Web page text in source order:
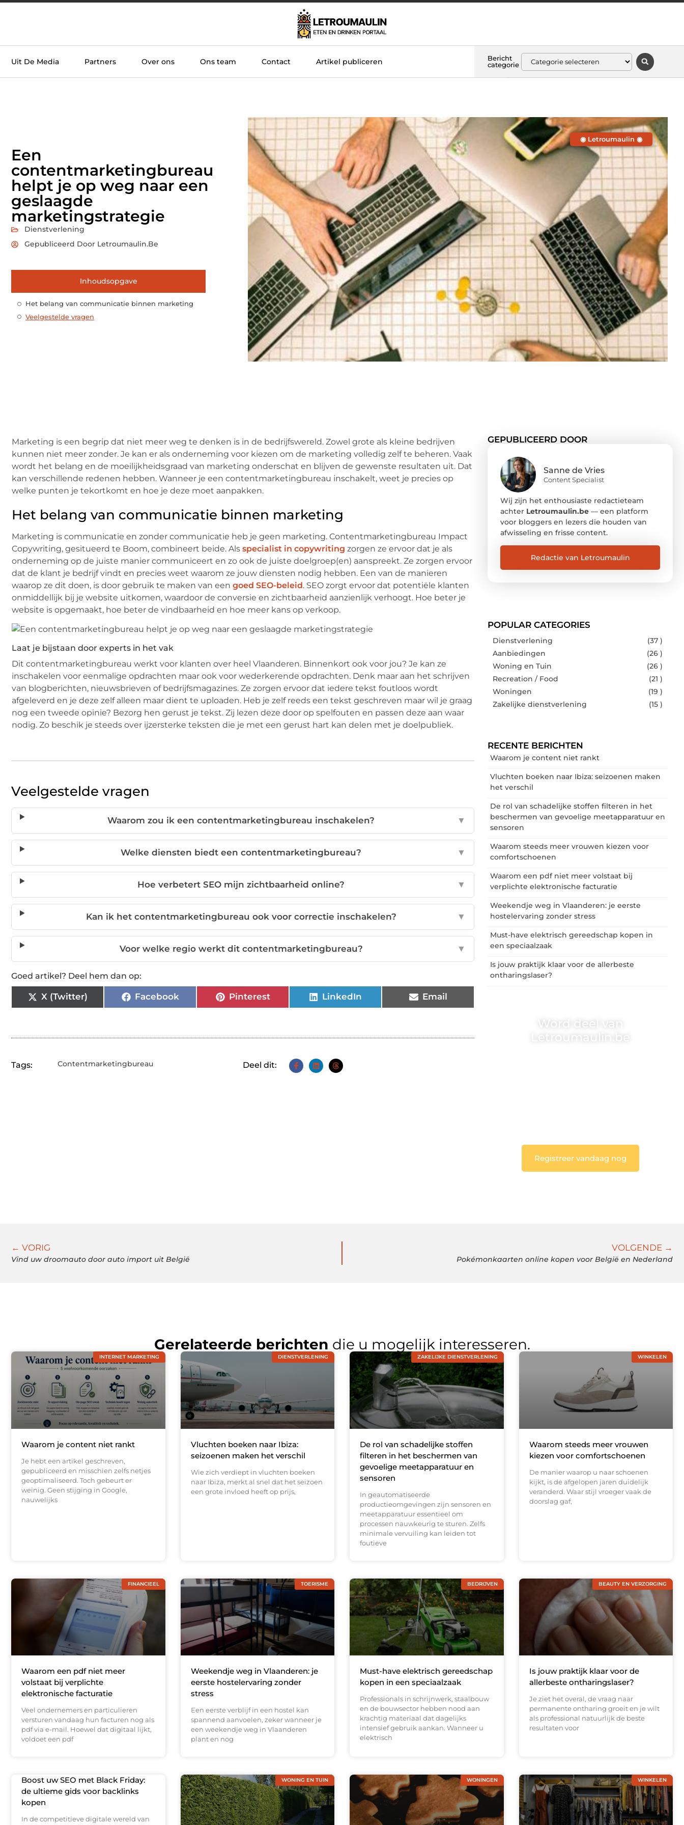
Uit De Media Partners Over ons Ons team Contact Artikel publiceren
Bericht
categorie
Een
contentmarketingbureau
helpt je op weg naar een
geslaagde
marketingstrategie
Dienstverlening
Gepubliceerd Door Letroumaulin.be
Inhoudsopgave
Het belang van communicatie binnen marketing
Veelgestelde vragen
◉ Letroumaulin ◉
Marketing is een begrip dat niet meer weg te denken is in de bedrijfswereld. Zowel grote als kleine bedrijven
kunnen niet meer zonder. Je kan er als onderneming voor kiezen om de marketing volledig zelf te beheren. Vaak
wordt het belang en de moeilijkheidsgraad van marketing onderschat en blijven de gewenste resultaten uit. Dat
kan verschillende redenen hebben. Wanneer je een contentmarketingbureau inschakelt, weet je precies op
welke punten je tekortkomt en hoe je deze moet aanpakken.
Het belang van communicatie binnen marketing
Marketing is communicatie en zonder communicatie heb je geen marketing. Contentmarketingbureau Impact
Copywriting, gesitueerd te Boom, combineert beide. Als specialist in copywriting zorgen ze ervoor dat je als
onderneming op de juiste manier communiceert en zo ook de juiste doelgroep(en) aanspreekt. Ze zorgen ervoor
dat de klant je bedrijf vindt en precies weet waarom ze jouw diensten nodig hebben. Een van de manieren
waarop ze dit doen, is door gebruik te maken van een goed SEO-beleid. SEO zorgt ervoor dat potentiële klanten
onmiddellijk bij je website uitkomen, waardoor de conversie en zichtbaarheid aanzienlijk verhoogt. Hoe beter je
website is opgemaakt, hoe beter de vindbaarheid en hoe meer kans op verkoop.
Laat je bijstaan door experts in het vak
Dit contentmarketingbureau werkt voor klanten over heel Vlaanderen. Binnenkort ook voor jou? Je kan ze
inschakelen voor eenmalige opdrachten maar ook voor wederkerende opdrachten. Denk maar aan het schrijven
van blogberichten, nieuwsbrieven of bedrijfsmagazines. Ze zorgen ervoor dat iedere tekst foutloos wordt
afgeleverd en je deze zelf alleen maar dient te uploaden. Heb je zelf reeds een tekst geschreven maar wil je graag
nog een tweede opinie? Bezorg hen gerust je tekst. Zij lezen deze door op spelfouten en passen deze aan waar
nodig. Zo beschik je steeds over ijzersterke teksten die je met een gerust hart kan delen met je doelpubliek.
Veelgestelde vragen
Waarom zou ik een contentmarketingbureau inschakelen? ▼
Welke diensten biedt een contentmarketingbureau? ▼
Hoe verbetert SEO mijn zichtbaarheid online? ▼
Kan ik het contentmarketingbureau ook voor correctie inschakelen? ▼
Voor welke regio werkt dit contentmarketingbureau? ▼
Goed artikel? Deel hem dan op:
X (Twitter) Facebook Pinterest LinkedIn Email
Tags: Contentmarketingbureau Deel dit:
GEPUBLICEERD DOOR
Sanne de Vries
Content Specialist
Wij zijn het enthousiaste redactieteam
achter Letroumaulin.be — een platform
voor bloggers en lezers die houden van
afwisseling en frisse content.
Redactie van Letroumaulin
POPULAR CATEGORIES
Dienstverlening
(37 )
Aanbiedingen
(26 )
Woning en Tuin
(26 )
Recreation / Food
(21 )
Woningen
(19 )
Zakelijke dienstverlening
(15 )
RECENTE BERICHTEN
Waarom je content niet rankt
Vluchten boeken naar Ibiza: seizoenen maken
het verschil
De rol van schadelijke stoffen filteren in het
beschermen van gevoelige meetapparatuur en
sensoren
Waarom steeds meer vrouwen kiezen voor
comfortschoenen
Waarom een pdf niet meer volstaat bij
verplichte elektronische facturatie
Weekendje weg in Vlaanderen: je eerste
hostelervaring zonder stress
Must-have elektrisch gereedschap kopen in
een speciaalzaak
Is jouw praktijk klaar voor de allerbeste
ontharingslaser?
Word deel van
Letroumaulin.be
Registreer vandaag nog
← VORIG
Vind uw droomauto door auto import uit België
VOLGENDE →
Pokémonkaarten online kopen voor België en Nederland
Gerelateerde berichten die u mogelijk interesseren.
INTERNET MARKETING
Waarom je content niet rankt
Je hebt een artikel geschreven,
gepubliceerd en misschien zelfs netjes
geoptimaliseerd. Toch gebeurt er
weinig. Geen stijging in Google,
nauwelijks
DIENSTVERLENING
Vluchten boeken naar Ibiza:
seizoenen maken het verschil
Wie zich verdiept in vluchten boeken
naar Ibiza, merkt al snel dat het seizoen
een grote invloed heeft op prijs,
ZAKELIJKE DIENSTVERLENING
De rol van schadelijke stoffen
filteren in het beschermen van
gevoelige meetapparatuur en
sensoren
In geautomatiseerde
productieomgevingen zijn sensoren en
meetapparatuur essentieel om
processen nauwkeurig te sturen. Zelfs
minimale vervuiling kan leiden tot
foutieve
WINKELEN
Waarom steeds meer vrouwen
kiezen voor comfortschoenen
De manier waarop u naar schoenen
kijkt, is de afgelopen jaren duidelijk
veranderd. Waar stijl vroeger vaak de
doorslag gaf,
FINANCIEEL
Waarom een pdf niet meer
volstaat bij verplichte
elektronische facturatie
Veel ondernemers en particulieren
versturen vandaag hun facturen nog als
pdf via e-mail. Hoewel dat digitaal lijkt,
voldoet een pdf
TOERISME
Weekendje weg in Vlaanderen: je
eerste hostelervaring zonder
stress
Een eerste verblijf in een hostel kan
spannend aanvoelen, zeker wanneer je
een weekendje weg in Vlaanderen
plant en nog
BEDRIJVEN
Must-have elektrisch gereedschap
kopen in een speciaalzaak
Professionals in schrijnwerk, staalbouw
en de bouwsector hebben nood aan
krachtig materiaal dat dagelijks
intensief gebruik aankan. Wanneer u
elektrisch
BEAUTY EN VERZORGING
Is jouw praktijk klaar voor de
allerbeste ontharingslaser?
Je ziet het overal, de vraag naar
permanente ontharing groeit en je wilt
als professional natuurlijk de beste
resultaten voor
Boost uw SEO met Black Friday:
de ultieme gids voor backlinks
kopen
In de competitieve digitale wereld van
WONING EN TUIN WONINGEN WINKELEN